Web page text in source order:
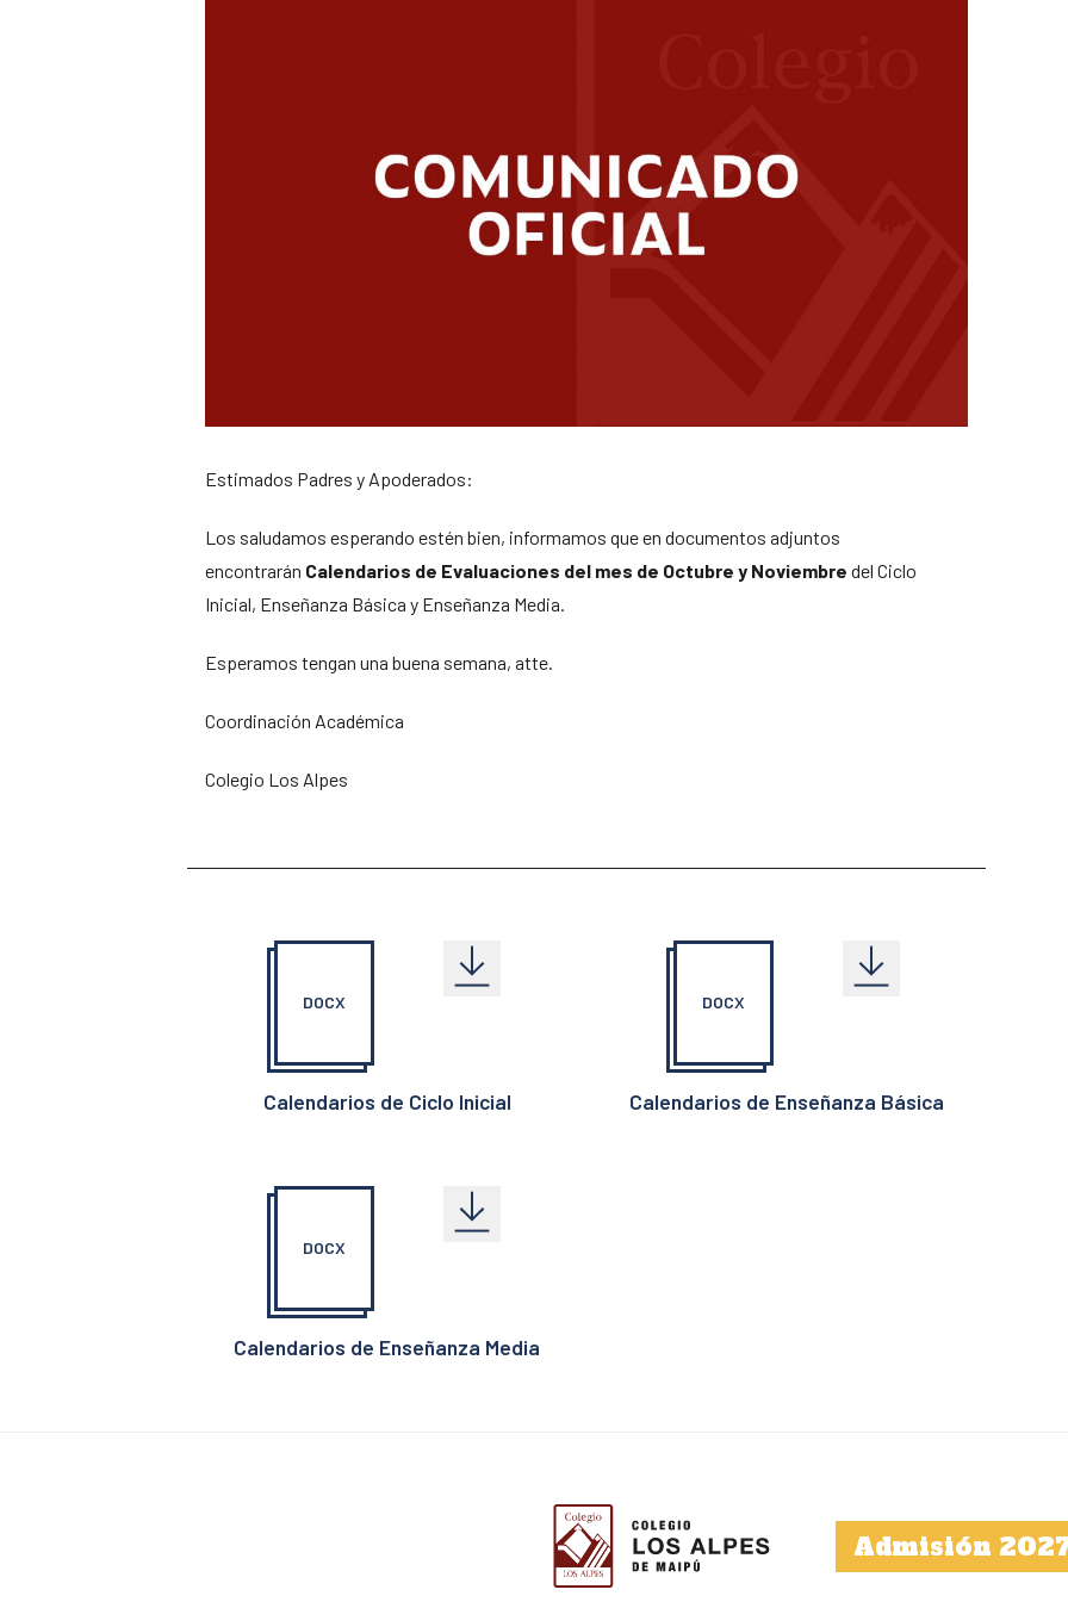
Estimados Padres y Apoderados:
Los saludamos esperando estén bien, informamos que en documentos adjuntos
encontrarán Calendarios de Evaluaciones del mes de Octubre y Noviembre del Ciclo
Inicial, Enseñanza Básica y Enseñanza Media.
Esperamos tengan una buena semana, atte.
Coordinación Académica
Colegio Los Alpes
DOCX
Calendarios de Ciclo Inicial
DOCX
Calendarios de Enseñanza Básica
DOCX
Calendarios de Enseñanza Media
Admisión